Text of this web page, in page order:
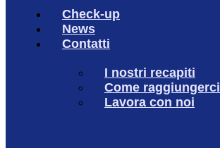
Check-up
News
Contatti
I nostri recapiti
Come raggiungerci
Lavora con noi